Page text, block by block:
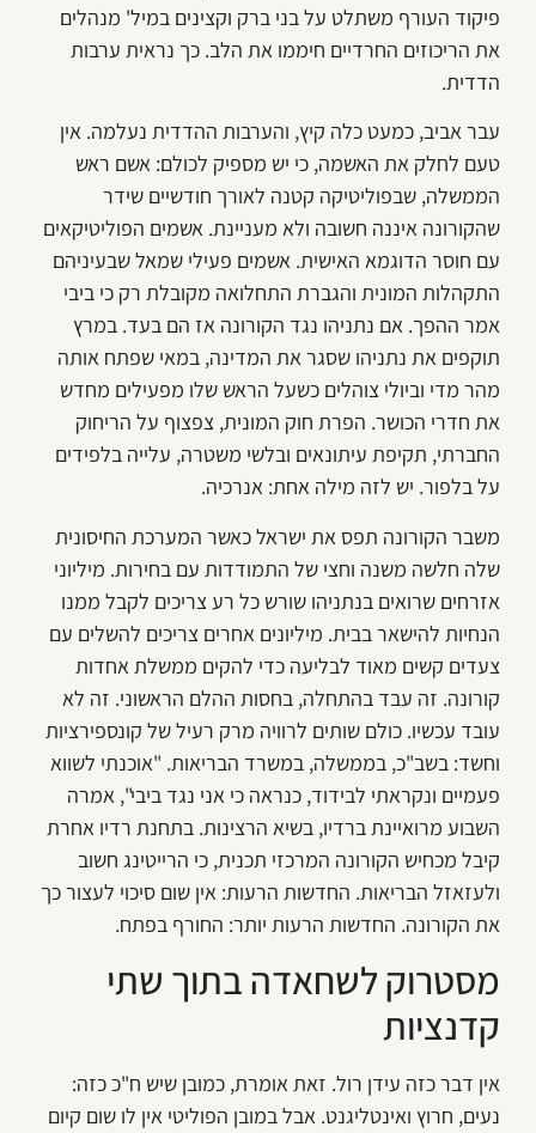
פיקוד העורף משתלט על בני ברק וקצינים במיל' מנהלים
את הריכוזים החרדיים חיממו את הלב. כך נראית ערבות
הדדית.
עבר אביב, כמעט כלה קיץ, והערבות ההדדית נעלמה. אין
טעם לחלק את האשמה, כי יש מספיק לכולם: אשם ראש
הממשלה, שבפוליטיקה קטנה לאורך חודשיים שידר
שהקורונה איננה חשובה ולא מעניינת. אשמים הפוליטיקאים
עם חוסר הדוגמא האישית. אשמים פעילי שמאל שבעיניהם
התקהלות המונית והגברת התחלואה מקובלת רק כי ביבי
אמר ההפך. אם נתניהו נגד הקורונה אז הם בעד. במרץ
תוקפים את נתניהו שסגר את המדינה, במאי שפתח אותה
מהר מדי וביולי צוהלים כשעל הראש שלו מפעילים מחדש
את חדרי הכושר. הפרת חוק המונית, צפצוף על הריחוק
החברתי, תקיפת עיתונאים ובלשי משטרה, עלייה בלפידים
על בלפור. יש לזה מילה אחת: אנרכיה.
משבר הקורונה תפס את ישראל כאשר המערכת החיסונית
שלה חלשה משנה וחצי של התמודדות עם בחירות. מיליוני
אזרחים שרואים בנתניהו שורש כל רע צריכים לקבל ממנו
הנחיות להישאר בבית. מיליונים אחרים צריכים להשלים עם
צעדים קשים מאוד לבליעה כדי להקים ממשלת אחדות
קורונה. זה עבד בהתחלה, בחסות ההלם הראשוני. זה לא
עובד עכשיו. כולם שותים לרוויה מרק רעיל של קונספירציות
וחשד: בשב"כ, בממשלה, במשרד הבריאות. "אוכנתי לשווא
פעמיים ונקראתי לבידוד, כנראה כי אני נגד ביבי", אמרה
השבוע מרואיינת ברדיו, בשיא הרצינות. בתחנת רדיו אחרת
קיבל מכחיש הקורונה המרכזי תכנית, כי הרייטינג חשוב
ולעזאזל הבריאות. החדשות הרעות: אין שום סיכוי לעצור כך
את הקורונה. החדשות הרעות יותר: החורף בפתח.
מסטרוק לשחאדה בתוך שתי
קדנציות
אין דבר כזה עידן רול. זאת אומרת, כמובן שיש ח"כ כזה:
נעים, חרוץ ואינטליגנט. אבל במובן הפוליטי אין לו שום קיום